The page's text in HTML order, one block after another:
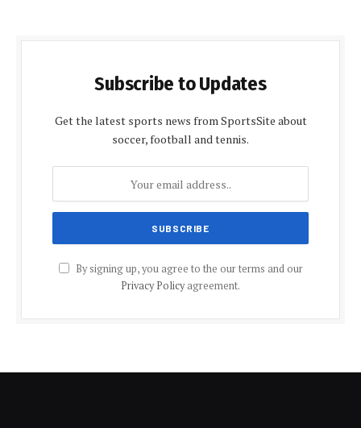
Subscribe to Updates
Get the latest sports news from SportsSite about
soccer, football and tennis.
By signing up, you agree to the our terms and our
Privacy Policyagreement.